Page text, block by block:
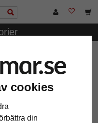
cookies
din